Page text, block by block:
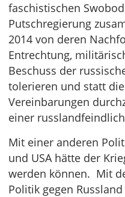
faschistischen
Putschregierung
2014 von deren
Entrechtung,
Beschuss der
tolerieren und statt
Vereinbarungen
einer
Mit einer anderen
und USA hätte der
werden können. Mit
Politik gegen